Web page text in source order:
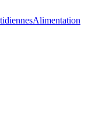
Alimentation